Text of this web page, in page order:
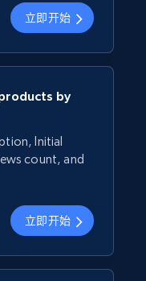
立即开始
by
Initial
count, and
立即开始